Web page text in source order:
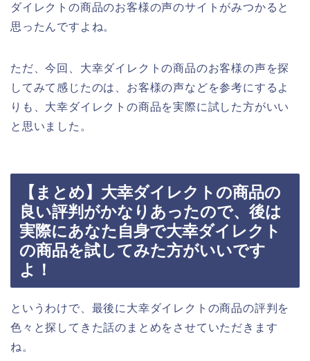
ダイレクトの商品のお客様の声のサイトがみつかると
思ったんですよね。
ただ、今回、大幸ダイレクトの商品のお客様の声を探
してみて感じたのは、お客様の声などを参考にするよ
りも、大幸ダイレクトの商品を実際に試した方がいい
と思いました。
【まとめ】大幸ダイレクトの商品の
良い評判がかなりあったので、後は
実際にあなた自身で大幸ダイレクト
の商品を試してみた方がいいです
よ！
というわけで、最後に大幸ダイレクトの商品の評判を
色々と探してきた話のまとめをさせていただきます
ね。